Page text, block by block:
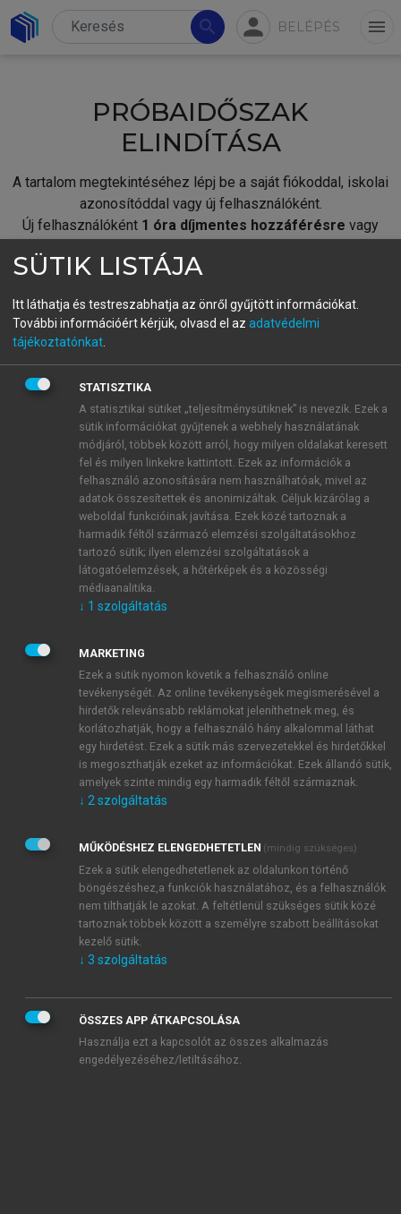
search person BELÉPÉS menu
PRÓBAIDŐSZAK
ELINDÍTÁSA
A tartalom megtekintéséhez lépj be a saját fiókoddal, iskolai
azonosítóddal vagy új felhasználóként.
Új felhasználóként 1 óra díjmentes hozzáférésre vagy
fiókoddal,vagy hozz létre új fiókot.
A regisztráció után apróbaidőszakautomatikusan
BELÉPÉS SAJÁT FIÓKKAL
ÚJ FIÓK LÉTREHOZÁSA
1 óra díjmentes hozzáférés
E-MAIL-CÍM
JELSZÓ
JELSZÓ ÚJRA
Kérek értesítést a MeRSZ újdonságairól, akcióiról.
Kérek értesítést az Akadémiai Kiadó Zrt. újdonságairól,
Adatkezelési tájékoztatóbanfoglaltakat tudomásul
veszem és elfogadom.
Általános vásárlási feltételeket, valamint a szotar.netés a
mersz.huoldalak licencszerződéseiben foglaltakat
tudomásul veszem és elfogadom.
KIPRÓBÁLOM
SÜTIK LISTÁJA
Itt láthatja és testreszabhatja az önről gyűjtött információkat.
További információért kérjük, olvasd el az adatvédelmi
tájékoztatónkat
STATISZTIKA
A statisztikai sütiket „teljesítménysütiknek” is nevezik. Ezek a
sütik információkat gyűjtenek a webhely használatának
módjáról, többek között arról, hogy milyen oldalakat keresett
fel és milyen linkekre kattintott. Ezek az információk a
felhasználó azonosítására nem használhatóak, mivel az
adatok összesítettek és anonimizáltak. Céljuk kizárólag a
weboldal funkcióinak javítása. Ezek közé tartoznak a
harmadik féltől származó elemzési szolgáltatásokhoz
tartozó sütik; ilyen elemzési szolgáltatások a
látogatóelemzések, a hőtérképek és a közösségi
médiaanalitika.
↓ 1 szolgáltatás
MARKETING
Ezek a sütik nyomon követik a felhasználó online
tevékenységét. Az online tevékenységek megismerésével a
hirdetők relevánsabb reklámokat jeleníthetnek meg, és
korlátozhatják, hogy a felhasználó hány alkalommal láthat
egy hirdetést. Ezek a sütik más szervezetekkel és hirdetőkkel
is megoszthatják ezeket az információkat. Ezek állandó sütik,
amelyek szinte mindig egy harmadik féltől származnak.
↓ 2 szolgáltatás
MŰKÖDÉSHEZ ELENGEDHETETLEN (mindig szükséges)
Ezek a sütik elengedhetetlenek az oldalunkon történő
böngészéshez,a funkciók használatához, és a felhasználók
nem tilthatják le azokat. A feltétlenül szükséges sütik közé
tartoznak többek között a személyre szabott beállításokat
kezelő sütik.
↓ 3 szolgáltatás
ÖSSZES APP ÁTKAPCSOLÁSA
Használja ezt a kapcsolót az összes alkalmazás
engedélyezéséhez/letiltásához.